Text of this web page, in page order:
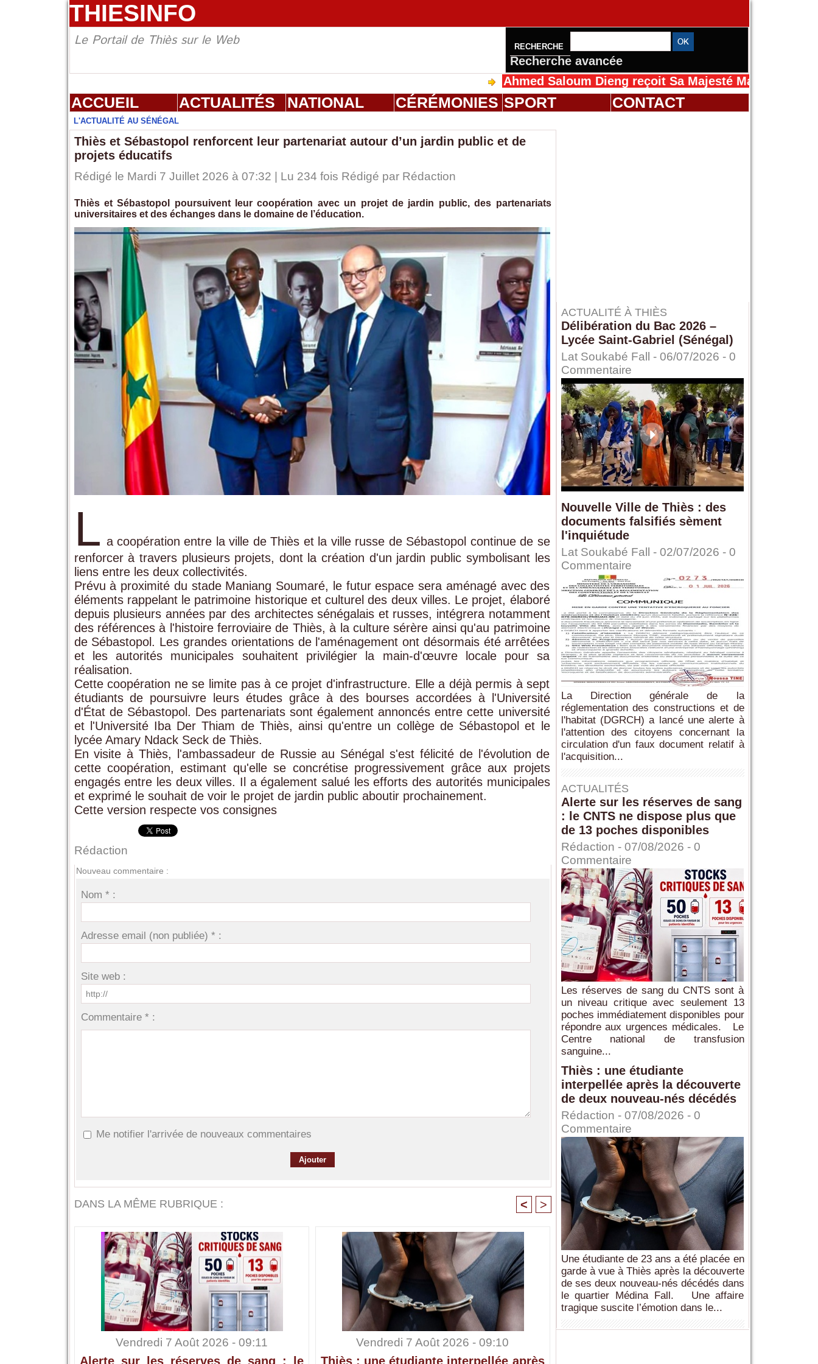
THIESINFO
Le Portail de Thiès sur le Web RECHERCHE
Recherche avancée
Ahmed Saloum Dieng reçoit Sa Majesté Mansah Cissé au
ACCUEIL ACTUALITÉS NATIONAL CÉRÉMONIES SPORT CONTACT
L'ACTUALITÉ AU SÉNÉGAL
Thiès et Sébastopol renforcent leur partenariat autour d’un jardin public et de
projets éducatifs
Rédigé le Mardi 7 Juillet 2026 à 07:32 | Lu 234 fois Rédigé par Rédaction
Thiès et Sébastopol poursuivent leur coopération avec un projet de jardin public, des partenariats
universitaires et des échanges dans le domaine de l’éducation.
L a coopération entre la ville de Thiès et la ville russe de Sébastopol continue de se
renforcer à travers plusieurs projets, dont la création d'un jardin public symbolisant les
liens entre les deux collectivités.
Prévu à proximité du stade Maniang Soumaré, le futur espace sera aménagé avec des
éléments rappelant le patrimoine historique et culturel des deux villes. Le projet, élaboré
depuis plusieurs années par des architectes sénégalais et russes, intégrera notamment
des références à l'histoire ferroviaire de Thiès, à la culture sérère ainsi qu'au patrimoine
de Sébastopol. Les grandes orientations de l'aménagement ont désormais été arrêtées
et les autorités municipales souhaitent privilégier la main-d'œuvre locale pour sa
réalisation.
Cette coopération ne se limite pas à ce projet d'infrastructure. Elle a déjà permis à sept
étudiants de poursuivre leurs études grâce à des bourses accordées à l'Université
d'État de Sébastopol. Des partenariats sont également annoncés entre cette université
et l'Université Iba Der Thiam de Thiès, ainsi qu'entre un collège de Sébastopol et le
lycée Amary Ndack Seck de Thiès.
En visite à Thiès, l'ambassadeur de Russie au Sénégal s'est félicité de l'évolution de
cette coopération, estimant qu'elle se concrétise progressivement grâce aux projets
engagés entre les deux villes. Il a également salué les efforts des autorités municipales
et exprimé le souhait de voir le projet de jardin public aboutir prochainement.
Cette version respecte vos consignes
Rédaction
Nouveau commentaire :
Nom * :
Adresse email (non publiée) * :
Site web :
Commentaire * :
Me notifier l'arrivée de nouveaux commentaires
DANS LA MÊME RUBRIQUE : < >
Vendredi 7 Août 2026 - 09:11
Alerte sur les réserves de sang : le
Vendredi 7 Août 2026 - 09:10
Thiès : une étudiante interpellée après
ACTUALITÉ À THIÈS
Délibération du Bac 2026 –
Lycée Saint-Gabriel (Sénégal)
Lat Soukabé Fall - 06/07/2026 - 0
Commentaire
Nouvelle Ville de Thiès : des
documents falsifiés sèment
l'inquiétude
Lat Soukabé Fall - 02/07/2026 - 0
Commentaire
La Direction générale de la
réglementation des constructions et de
l'habitat (DGRCH) a lancé une alerte à
l'attention des citoyens concernant la
circulation d'un faux document relatif à
l'acquisition...
ACTUALITÉS
Alerte sur les réserves de sang
: le CNTS ne dispose plus que
de 13 poches disponibles
Rédaction - 07/08/2026 - 0
Commentaire
Les réserves de sang du CNTS sont à
un niveau critique avec seulement 13
poches immédiatement disponibles pour
répondre aux urgences médicales. Le
Centre national de transfusion
sanguine...
Thiès : une étudiante
interpellée après la découverte
de deux nouveau-nés décédés
Rédaction - 07/08/2026 - 0
Commentaire
Une étudiante de 23 ans a été placée en
garde à vue à Thiès après la découverte
de ses deux nouveau-nés décédés dans
le quartier Médina Fall. Une affaire
tragique suscite l’émotion dans le...